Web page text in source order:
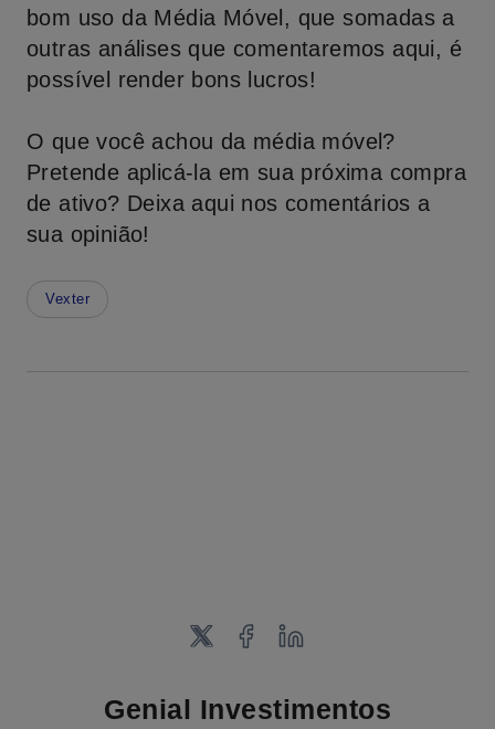
bom uso da Média Móvel, que somadas a
outras análises que comentaremos aqui, é
possível render bons lucros!
O que você achou da média móvel?
Pretende aplicá-la em sua próxima compra
de ativo? Deixa aqui nos comentários a
sua opinião!
Vexter
Genial Investimentos